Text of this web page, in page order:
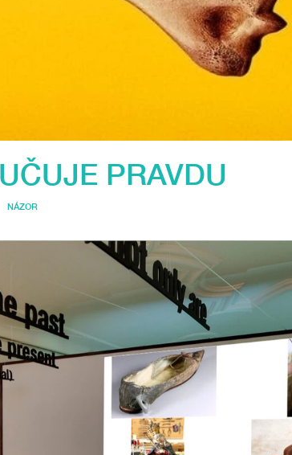
PRAVDU
NÁZOR